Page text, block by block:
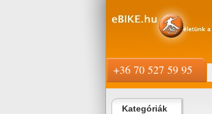
Kategóriák
+36 70 527 59 95